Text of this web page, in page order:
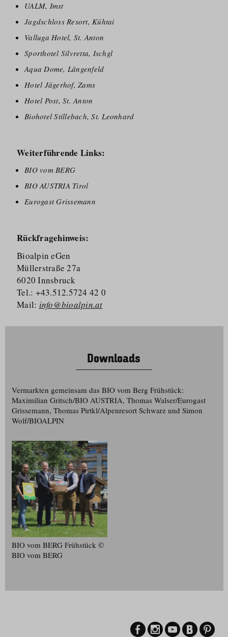
UALM, Imst
Jagdschloss Resort, Kühtai
Valluga Hotel, St. Anton
Sporthotel Silvretta, Ischgl
Aqua Dome, Längenfeld
Hotel Jägerhof, Zams
Hotel Post, St. Anton
Biohotel Stillebach, St. Leonhard
Weiterführende Links:
BIO vom BERG
BIO AUSTRIA Tirol
Eurogast Grissemann
Rückfragehinweis:
Bioalpin eGen
Müllerstraße 27a
6020 Innsbruck
Tel.: +43.512.5724 42 0
Mail: info@bioalpin.at
Downloads
Vermarkten gemeinsam das BIO vom Berg Frühstück:
Maximilian Gritsch/​BIO AUSTRIA, Thomas Walser/​Eurogast
Grissemann, Thomas Pirtkl/​Alpenresort Schwarz und Simon
Wolf/​BIOALPIN
BIO vom BERG Frühstück ©
BIO vom BERG